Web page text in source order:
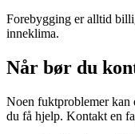
Forebygging er alltid
inneklima.
Når bør du
Noen fuktproblemer kan
du få hjelp. Kontakt en